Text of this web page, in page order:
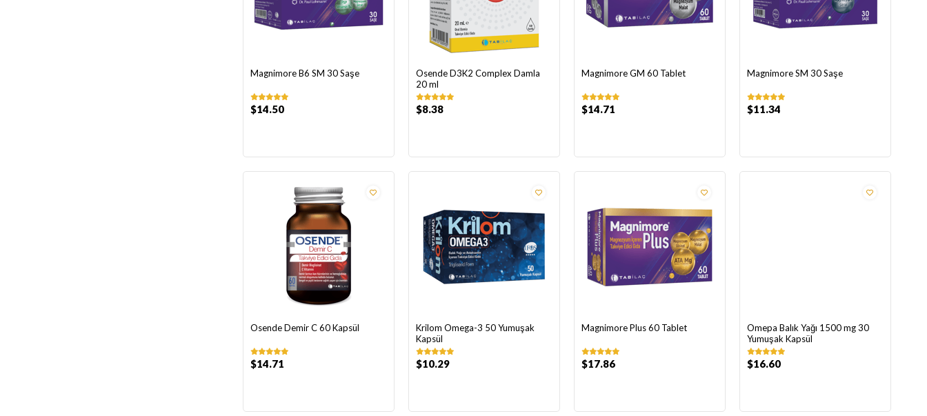
Magnimore B6 SM 30 Saşe
$14.50
Osende D3K2 Complex Damla
20 ml
$8.38
Magnimore GM 60 Tablet
$14.71
Magnimore SM 30 Saşe
$11.34
Osende Demir C 60 Kapsül
$14.71
Krilom Omega-3 50 Yumuşak
Kapsül
$10.29
Magnimore Plus 60 Tablet
$17.86
Omepa Balık Yağı 1500 mg 30
Yumuşak Kapsül
$16.60